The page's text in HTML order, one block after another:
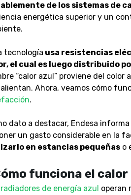
de los sistemas de
energética superior y un
tecnología usa resistencias
el cual es luego distribuido
“calor azul” proviene del
Ahora, veamos cómo
.
dato a destacar, Endesa
un gasto considerable en la
en estancias pequeñaso
funciona el calor
de energía azul operan